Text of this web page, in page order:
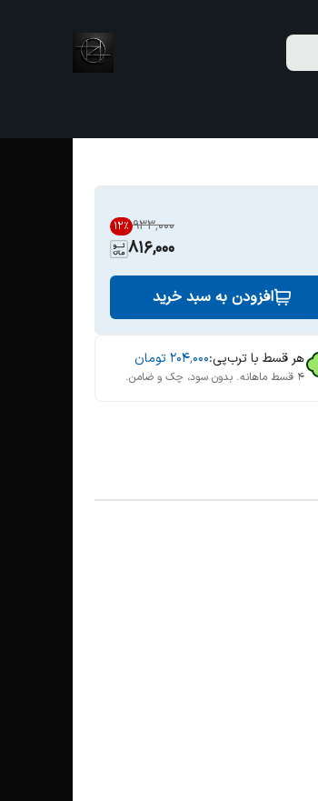
۹۳۳٬۰۰۰ 12%
816,000
افزودن به سبد خرید
هر قسط با ترب‌پی:۲۰۴٬۰۰۰تومان
۴ قسط ماهانه. بدون سود، چک و ضامن.